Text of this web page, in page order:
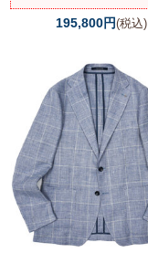
195,800円(税込)